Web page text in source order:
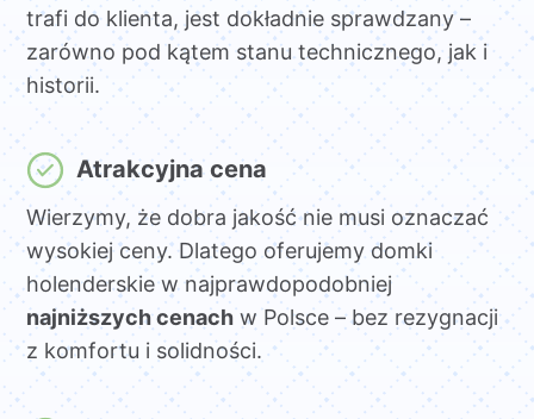
trafi do klienta, jest dokładnie sprawdzany –
zarówno pod kątem stanu technicznego, jak i
historii.
Atrakcyjna cena
Wierzymy, że dobra jakość nie musi oznaczać
wysokiej ceny. Dlatego oferujemy domki
holenderskie w najprawdopodobniej
najniższych cenachw Polsce – bez rezygnacji
z komfortu i solidności.